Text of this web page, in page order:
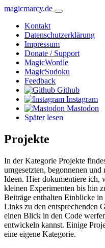
magicmarcy.de
Kontakt
Datenschutzerklärung
Impressum
Donate / Support
MagicWordle
MagicSudoku
Feedback
Github
Instagram
Mastodon
Später lesen
Projekte
In der Kategorie Projekte
umgesetzten, begonnenen
Ideen. Hier dokumentiere ich,
kleinen Experimenten bis hin
Beiträge enthalten Einblicke
Links zu den entsprechenden
einen Blick in den Code
entwickeln kannst. Einige
eine eigene Kategorie.